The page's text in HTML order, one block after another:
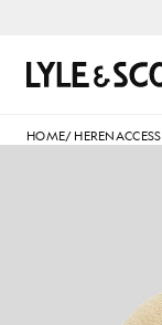
Zoeken
HOME/